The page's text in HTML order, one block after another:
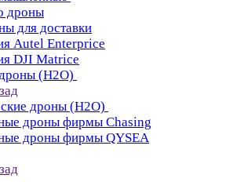
дроны
для доставки
Autel Enterprice
DJI Matrice
(H2O)
дроны (H2O)
дроны фирмы Chasing
дроны фирмы QYSEA